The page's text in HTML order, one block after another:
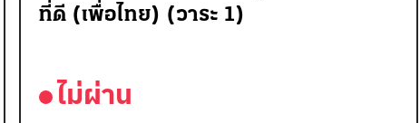
ที่ดี (เพื่อไทย) (วาระ 1)
ไม่ผ่าน